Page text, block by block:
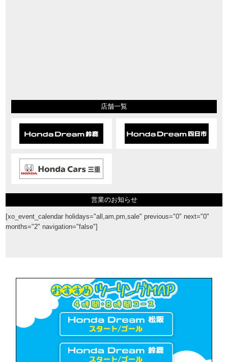
店舗一覧
営業のお知らせ
[xo_event_calendar holidays="all,am,pm,sale" previous="0" next="0"
months="2" navigation="false"]